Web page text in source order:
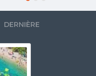
DERNIÈRE